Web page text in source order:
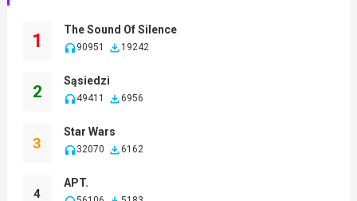
1
The Sound Of Silence
90951 19242
2
Sąsiedzi
49411 6956
3
Star Wars
32070 6162
4
APT.